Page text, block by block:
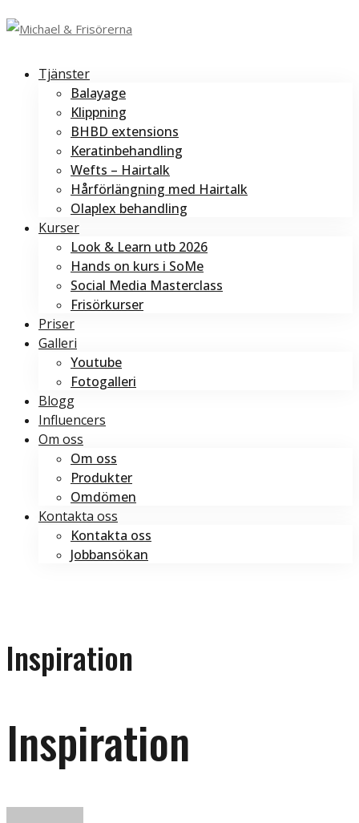
Tjänster
Balayage
Klippning
BHBD extensions
Keratinbehandling
Wefts – Hairtalk
Hårförlängning med Hairtalk
Olaplex behandling
Kurser
Look & Learn utb 2026
Hands on kurs i SoMe
Social Media Masterclass
Frisörkurser
Priser
Galleri
Youtube
Fotogalleri
Blogg
Influencers
Om oss
Om oss
Produkter
Omdömen
Kontakta oss
Kontakta oss
Jobbansökan
Inspiration
Inspiration